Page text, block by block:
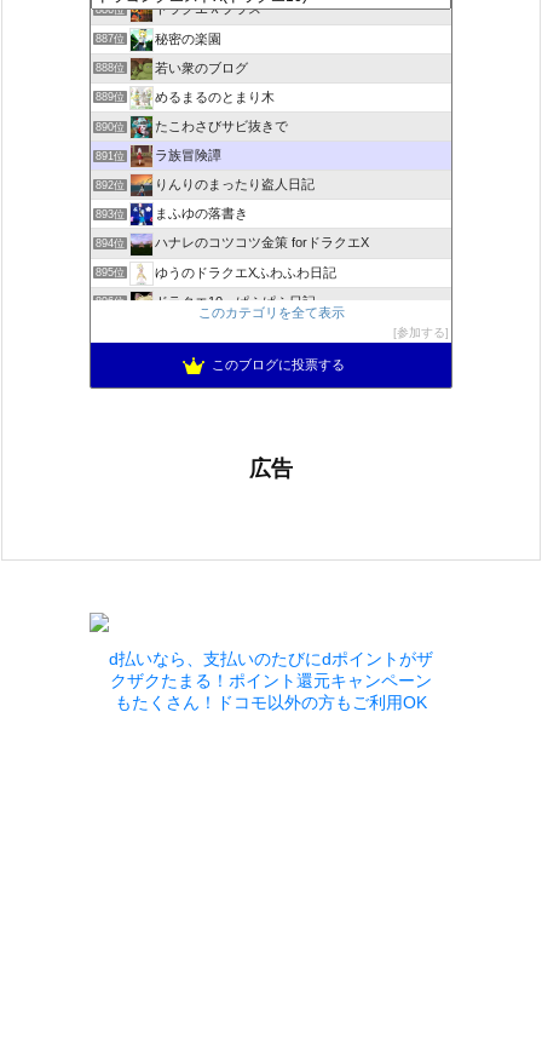
886位 ドラクエＸプラス
887位 秘密の楽園
888位 若い衆のブログ
889位 めるまるのとまり木
890位 たこわさびサビ抜きで
891位 ラ族冒険譚
892位 りんりのまったり盗人日記
893位 まふゆの落書き
894位 ハナレのコツコツ金策 forドラクエX
895位 ゆうのドラクエXふわふわ日記
896位 ドラクエ10 ぱふぱふ日記
もきゅブロ
このカテゴリを全て表示
参加する
このブログに投票する
広告
d払いなら、支払いのたびにdポイントがザ
クザクたまる！ポイント還元キャンペーン
もたくさん！ドコモ以外の方もご利用OK